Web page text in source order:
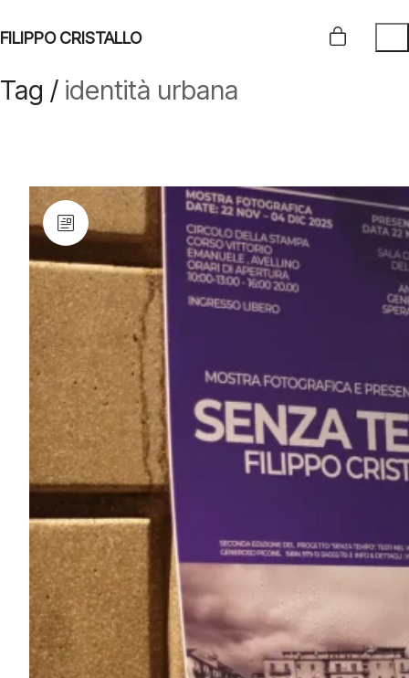
FILIPPO CRISTALLO
Tag / identità urbana